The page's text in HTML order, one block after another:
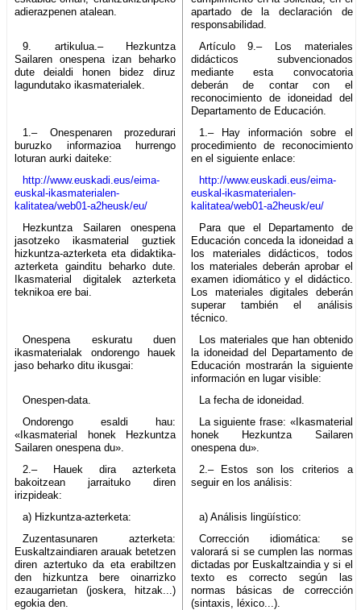
adierazpenen atalean.
apartado de la declaración de
responsabilidad.
9. artikulua.– Hezkuntza
Sailaren onespena izan beharko
dute deialdi honen bidez diruz
lagundutako ikasmaterialek.
Artículo 9.– Los materiales
didácticos subvencionados
mediante esta convocatoria
deberán de contar con el
reconocimiento de idoneidad del
Departamento de Educación.
1.– Onespenaren prozedurari
buruzko informazioa hurrengo
loturan aurki daiteke:
1.– Hay información sobre el
procedimiento de reconocimiento
en el siguiente enlace:
http://www.euskadi.eus/eima-
euskal-ikasmaterialen-
kalitatea/web01-a2heusk/eu/
http://www.euskadi.eus/eima-
euskal-ikasmaterialen-
kalitatea/web01-a2heusk/eu/
Hezkuntza Sailaren onespena
jasotzeko ikasmaterial guztiek
hizkuntza-azterketa eta didaktika-
azterketa gainditu beharko dute.
Ikasmaterial digitalek azterketa
teknikoa ere bai.
Para que el Departamento de
Educación conceda la idoneidad a
los materiales didácticos, todos
los materiales deberán aprobar el
examen idiomático y el didáctico.
Los materiales digitales deberán
superar también el análisis
técnico.
Onespena eskuratu duen
ikasmaterialak ondorengo hauek
jaso beharko ditu ikusgai:
Los materiales que han obtenido
la idoneidad del Departamento de
Educación mostrarán la siguiente
información en lugar visible:
Onespen-data.
La fecha de idoneidad.
Ondorengo esaldi hau:
«Ikasmaterial honek Hezkuntza
Sailaren onespena du».
La siguiente frase: «Ikasmaterial
honek Hezkuntza Sailaren
onespena du».
2.– Hauek dira azterketa
bakoitzean jarraituko diren
irizpideak:
2.– Estos son los criterios a
seguir en los análisis:
a) Hizkuntza-azterketa:
a) Análisis lingüístico:
Zuzentasunaren azterketa:
Euskaltzaindiaren arauak betetzen
diren aztertuko da eta erabiltzen
den hizkuntza bere oinarrizko
ezaugarrietan (joskera, hitzak...)
egokia den.
Corrección idiomática: se
valorará si se cumplen las normas
dictadas por Euskaltzaindia y si el
texto es correcto según las
normas básicas de corrección
(sintaxis, léxico...).